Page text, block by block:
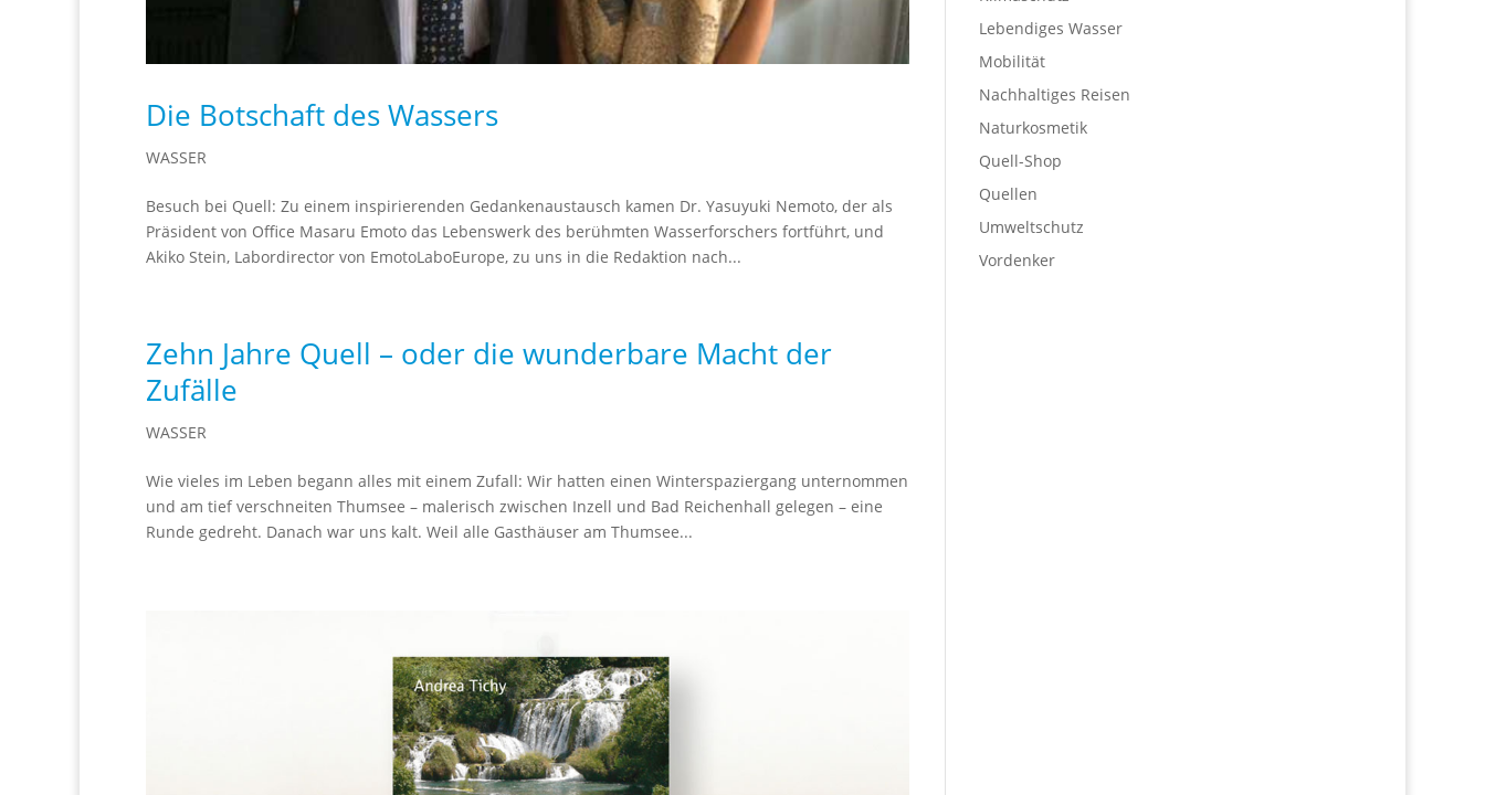
Die Botschaft des Wassers
WASSER
Besuch bei Quell: Zu einem inspirierenden Gedankenaustausch kamen Dr. Yasuyuki Nemoto, der als
Präsident von Office Masaru Emoto das Lebenswerk des berühmten Wasserforschers fortführt, und
Akiko Stein, Labordirector von EmotoLaboEurope, zu uns in die Redaktion nach...
Zehn Jahre Quell – oder die wunderbare Macht der
Zufälle
WASSER
Wie vieles im Leben begann alles mit einem Zufall: Wir hatten einen Winterspaziergang unternommen
und am tief verschneiten Thumsee – malerisch zwischen Inzell und Bad Reichenhall gelegen – eine
Runde gedreht. Danach war uns kalt. Weil alle Gasthäuser am Thumsee...
Lebendiges Wasser
Mobilität
Nachhaltiges Reisen
Naturkosmetik
Quell-Shop
Quellen
Umweltschutz
Vordenker